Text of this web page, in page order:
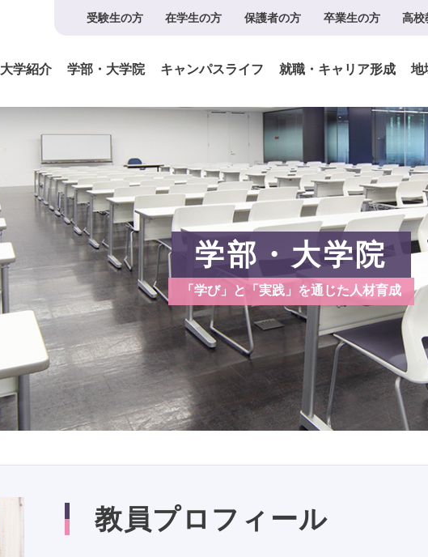
受験生の方 在学生の方 保護者の方 卒業生の方 高校
大学紹介 学部・大学院 キャンパスライフ 就職・キャリア形成 地
学部・大学院
「学び」と「実践」を通じた人材育成
教員プロフィール